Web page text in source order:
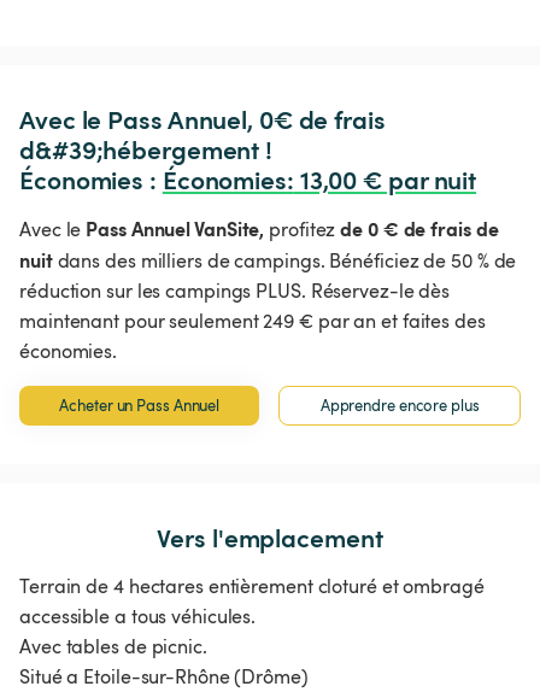
Avec le Pass Annuel, 0€ de frais
d&#39;hébergement !
Économies : Économies: 13,00 € par nuit
Avec le Pass Annuel VanSite, profitezde 0 € de frais de
nuitdans des milliers de campings. Bénéficiez de 50 % de
réduction sur les campings PLUS. Réservez-le dès
maintenant pour seulement 249 € par an et faites des
économies.
Acheter un Pass Annuel Apprendre encore plus
Vers l'emplacement
Terrain de 4 hectares entièrement cloturé et ombragé
accessible a tous véhicules.
Avec tables de picnic.
Situé a Etoile-sur-Rhône (Drôme)